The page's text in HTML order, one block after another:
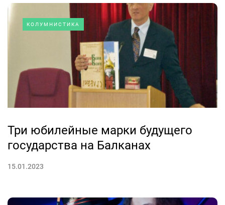
КОЛУМНИСТИКА
Три юбилейные марки будущего
государства на Балканах
15.01.2023